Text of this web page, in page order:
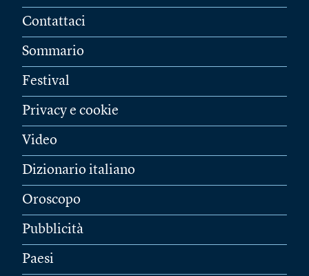
Contattaci
Sommario
Festival
Privacy e cookie
Video
Dizionario italiano
Oroscopo
Pubblicità
Paesi